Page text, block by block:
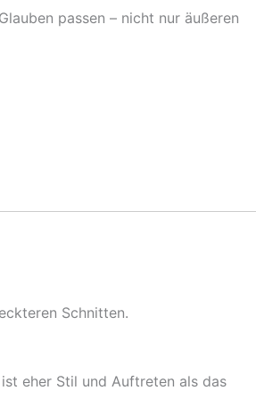
passen – nicht nur äußeren
Schnitten.
eher Stil und Auftreten als das